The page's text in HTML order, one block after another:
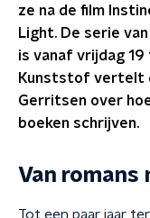
ze na de film
Light. De serie
is vanaf vrijdag 19
Kunststof vertelt
Gerritsen over
boeken schrijven.
Van romans
Tot een paar jaar